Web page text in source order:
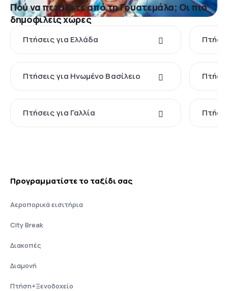
Πού να πετάξετε από τη Γουατεμάλα; Οι πιο
δημοφιλείς χώρες
Πτήσεις για Ελλάδα
Πτήσεις για Ηνωμένο Βασίλειο
Πτήσεις για Γαλλία
Προγραμματίστε το ταξίδι σας
Αεροπορικά εισιτήρια
City Break
Διακοπές
Διαμονή
Πτήση+Ξενοδοχείο